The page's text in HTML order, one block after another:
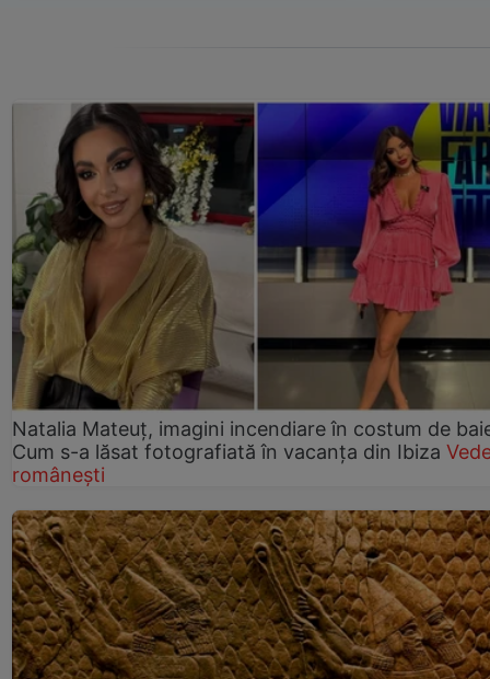
Natalia Mateuț, imagini incendiare în costum de
Cum s-a lăsat fotografiată în vacanța din Ibiza
românești